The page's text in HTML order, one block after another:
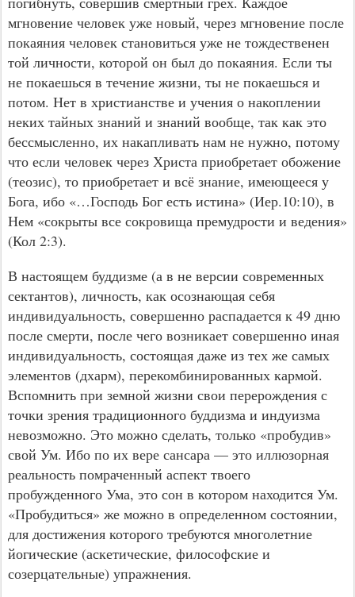
мгновение человек уже новый, через мгновение после
покаяния человек становиться уже не тождественен
той личности, которой он был до покаяния. Если ты
не покаешься в течение жизни, ты не покаешься и
потом. Нет в христианстве и учения о накоплении
неких тайных знаний и знаний вообще, так как это
бессмысленно, их накапливать нам не нужно, потому
что если человек через Христа приобретает обожение
(теозис), то приобретает и всё знание, имеющееся у
Бога, ибо «…Господь Бог есть истина» (Иер.10:10), в
Нем «сокрыты все сокровища премудрости и ведения»
(Кол 2:3).
В настоящем буддизме (а в не версии современных
сектантов), личность, как осознающая себя
индивидуальность, совершенно распадается к 49 дню
после смерти, после чего возникает совершенно иная
индивидуальность, состоящая даже из тех же самых
элементов (дхарм), перекомбинированных кармой.
Вспомнить при земной жизни свои перерождения с
точки зрения традиционного буддизма и индуизма
невозможно. Это можно сделать, только «пробудив»
свой Ум. Ибо по их вере сансара — это иллюзорная
реальность помраченный аспект твоего
пробужденного Ума, это сон в котором находится Ум.
«Пробудиться» же можно в определенном состоянии,
для достижения которого требуются многолетние
йогические (аскетические, философские и
созерцательные) упражнения.